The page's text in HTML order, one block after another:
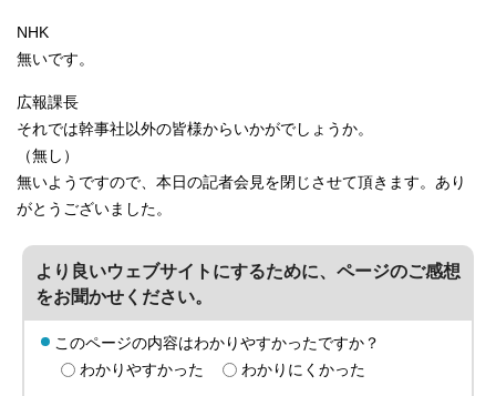
NHK
無いです。
広報課長
それでは幹事社以外の皆様からいかがでしょうか。
（無し）
無いようですので、本日の記者会見を閉じさせて頂きます。あり
がとうございました。
より良いウェブサイトにするために、ページのご感想
をお聞かせください。
このページの内容はわかりやすかったですか？
わかりやすかった
わかりにくかった